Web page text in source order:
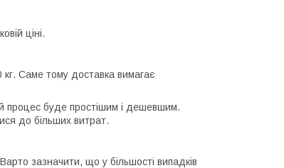
ціні.
Саме тому доставка вимагає
процес буде простішим і дешевшим.
до більших витрат.
зазначити, що у більшості випадків